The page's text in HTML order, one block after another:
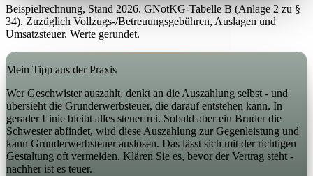
Beispielrechnung, Stand 2026. GNotKG-Tabelle B (Anlage 2 zu §
34). Zuzüglich Vollzugs-/Betreuungsgebühren, Auslagen und
Umsatzsteuer. Werte gerundet.
Mein Tipp aus der Praxis
Wer Geschwister auszahlt, denkt an die Auszahlung selbst - und
übersieht die Grunderwerbsteuer, die darauf entstehen kann. In
gerader Linie bleibt alles steuerfrei. Sobald aber ein Bruder die
Schwester abfindet, wird diese Auszahlung zur Gegenleistung und
kann Grunderwerbsteuer auslösen. Das lässt sich mit der richtigen
Gestaltung oft vermeiden. Klären Sie es, bevor der Vertrag steht -
nachher ist es teuer.